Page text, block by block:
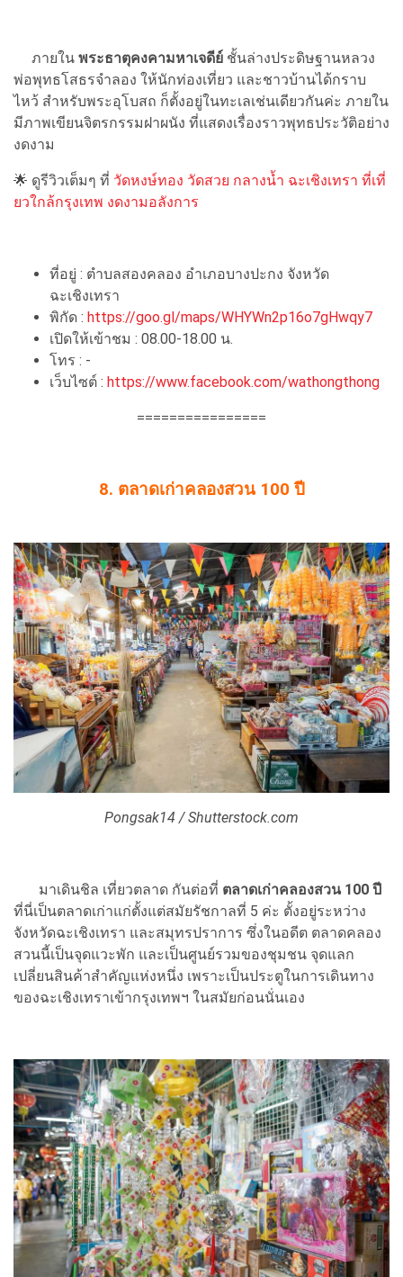
ภายใน พระธาตุคงคามหาเจดีย์ ชั้นล่างประดิษฐานหลวง
พ่อพุทธโสธรจำลอง ให้นักท่องเที่ยว และชาวบ้านได้กราบ
ไหว้ สำหรับพระอุโบสถ ก็ตั้งอยู่ในทะเลเช่นเดียวกันค่ะ ภายใน
มีภาพเขียนจิตรกรรมฝาผนัง ที่แสดงเรื่องราวพุทธประวัติอย่าง
งดงาม
🌟 ดูรีวิวเต็มๆ ที่ วัดหงษ์ทอง วัดสวย กลางน้ำ ฉะเชิงเทรา ที่เที่
ยวใกล้กรุงเทพ งดงามอลังการ
ที่อยู่ : ตำบลสองคลอง อำเภอบางปะกง จังหวัด
ฉะเชิงเทรา
พิกัด : https://goo.gl/maps/WHYWn2p16o7gHwqy7
เปิดให้เข้าชม : 08.00-18.00 น.
โทร : -
เว็บไซต์ : https://www.facebook.com/wathongthong
================
8. ตลาดเก่าคลองสวน 100 ปี
Pongsak14 / Shutterstock.com
มาเดินชิล เที่ยวตลาด กันต่อที่ ตลาดเก่าคลองสวน 100 ปี
ที่นี่เป็นตลาดเก่าแก่ตั้งแต่สมัยรัชกาลที่ 5 ค่ะ ตั้งอยู่ระหว่าง
จังหวัดฉะเชิงเทรา และสมุทรปราการ ซึ่งในอดีต ตลาดคลอง
สวนนี้เป็นจุดแวะพัก และเป็นศูนย์รวมของชุมชน จุดแลก
เปลี่ยนสินค้าสำคัญแห่งหนึ่ง เพราะเป็นประตูในการเดินทาง
ของฉะเชิงเทราเข้ากรุงเทพฯ ในสมัยก่อนนั่นเอง